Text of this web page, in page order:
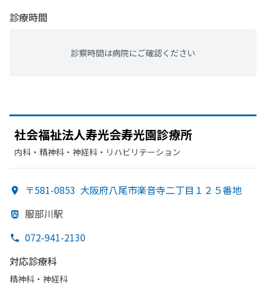
診療時間
診察時間は病院にご確認ください
社会福祉法人寿光会寿光園診療所
内科・​精神科・神経科・​リハビリテーション
〒581-0853 大阪府八尾市楽音寺二丁目１２５番地
服部川駅
072-941-2130
対応診療科
精神科・神経科